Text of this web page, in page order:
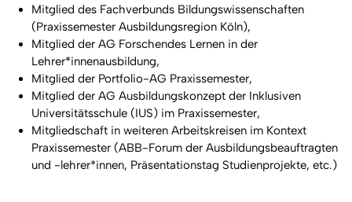
Mitglied des Fachverbunds Bildungswissenschaften
(Praxissemester Ausbildungsregion Köln),
Mitglied der AG Forschendes Lernen in der
Lehrer*innenausbildung,
Mitglied der Portfolio-AG Praxissemester,
Mitglied der AG Ausbildungskonzept der Inklusiven
Universitätsschule (IUS) im Praxissemester,
Mitgliedschaft in weiteren Arbeitskreisen im Kontext
Praxissemester (ABB-Forum der Ausbildungsbeauftragten
und -lehrer*innen, Präsentationstag Studienprojekte, etc.)